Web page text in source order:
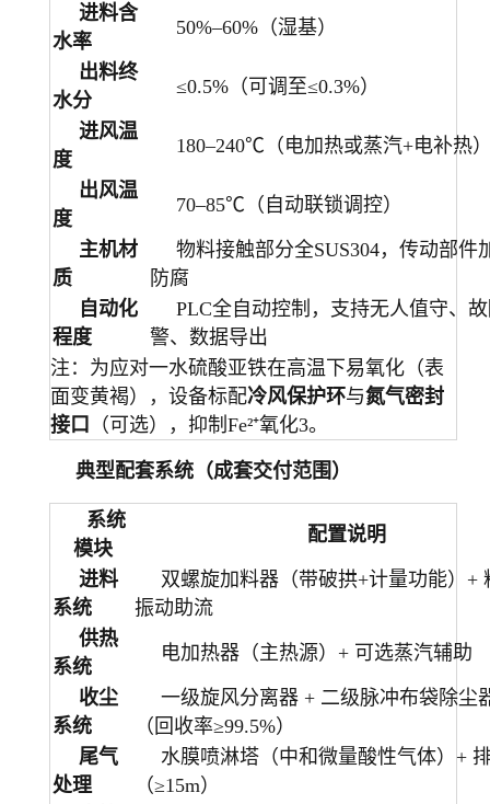
进料含
水率
50%–60%（湿基）
出料终
水分
≤0.5%（可调至≤0.3%）
进风温
度
180–240℃（电加热或蒸汽+电补热
出风温
度
70–85℃（自动联锁调控）
主机材
质
物料接触部分全SUS304，传动部件
防腐
自动化
程度
PLC全自动控制，支持无人值守、
警、数据导出
注：为应对一水硫酸亚铁在高温下易氧化（表
面变黄褐），设备标配冷风保护环与氮气密封
接口
（可选），抑制Fe²⁺氧化3。
典型配套系统（成套交付范围）
系统
模块
配置说明
进料
系统
双螺旋加料器（带破拱+计量功能）+
振动助流
供热
系统
电加热器（主热源）+ 可选蒸汽辅助
收尘
系统
一级旋风分离器 + 二级脉冲布袋除尘
（回收率≥99.5%）
尾气
处理
水膜喷淋塔（中和微量酸性气体）+
（≥15m）